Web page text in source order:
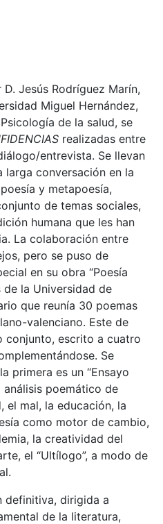
Jesús Rodríguez Marín,
Miguel Hernández,
de la salud, se
realizadas entre
entrevista. Se llevan
larga conversación en la
y metapoesía,
de temas sociales,
humana que les han
La colaboración entre
pero se puso de
en su obra “Poesía
de la Universidad de
que reunía 30 poemas
valenciano. Este de
conjunto, escrito a cuatro
Se
primera es un “Ensayo
análisis poemático de
el mal, la educación, la
como motor de cambio,
la creatividad del
el “Ultílogo”, a modo de
definitiva, dirigida a
de la literatura,